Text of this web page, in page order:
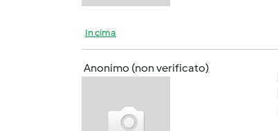
In cima
Anonimo (non verificato)